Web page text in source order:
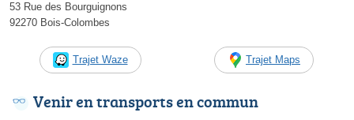
53 Rue des Bourguignons
92270 Bois-Colombes
Trajet Waze Trajet Maps
Venir en transports en commun